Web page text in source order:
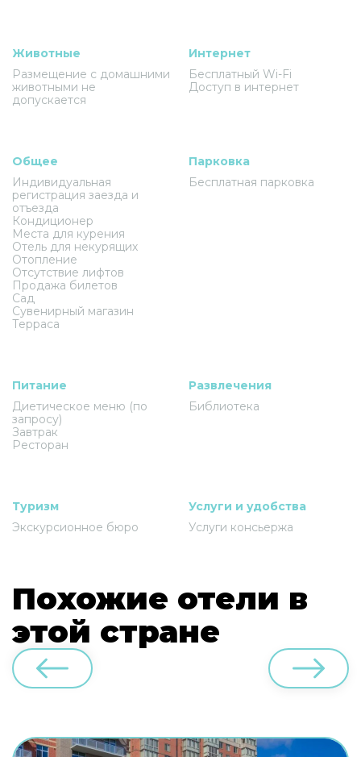
Животные
Размещение с домашними
животными не
допускается
Интернет
Бесплатный Wi-Fi
Доступ в интернет
Общее
Индивидуальная
регистрация заезда и
отъезда
Кондиционер
Места для курения
Отель для некурящих
Отопление
Отсутствие лифтов
Продажа билетов
Сад
Сувенирный магазин
Терраса
Парковка
Бесплатная парковка
Питание
Диетическое меню (по
запросу)
Завтрак
Ресторан
Развлечения
Библиотека
Туризм
Экскурсионное бюро
Услуги и удобства
Услуги консьержа
Похожие отели в
этой стране